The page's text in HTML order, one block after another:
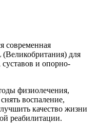
современная
для
и опорно-
физиолечения,
воспаление,
качество жизни
реабилитации.